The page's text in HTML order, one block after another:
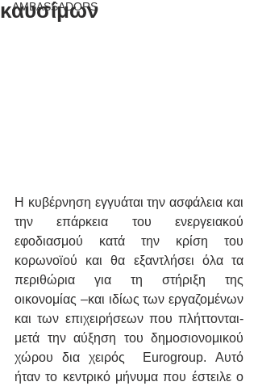
AMBASSADORS
καυσίμων
H κυβέρνηση εγγυάται την ασφάλεια και
την επάρκεια του ενεργειακού
εφοδιασμού κατά την κρίση του
κορωνοϊού και θα εξαντλήσει όλα τα
περιθώρια για τη στήριξη της
οικονομίας –και ιδίως των εργαζομένων
και των επιχειρήσεων που πλήττονται-
μετά την αύξηση του δημοσιονομικού
χώρου δια χειρός  Eurogroup. Αυτό
ήταν το κεντρικό μήνυμα που έστειλε ο